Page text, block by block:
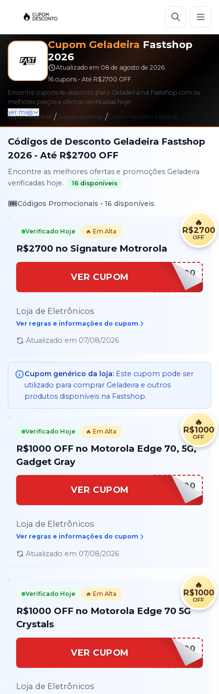
Cupom Geladeira Fastshop
2026
Atualizado em 08 de agosto de 2026
16cupons • Até R$2700 OFF
Encontre cupons de desconto para Geladeira na Fastshop com os
melhores preços e ofertas verificadas hoje!
ver mais
Cupom Desconto / Cupons Fastshop / Cupom Geladeira Fastshop
Códigos de Desconto Geladeira Fastshop
2026 - Até R$2700 OFF
Encontre as melhores ofertas e promoções Geladeira
verificadas hoje.
16 disponíveis
🎟️Códigos Promocionais •16 disponíveis
🔥
R$2700
OFF
Verificado Hoje 🔥 Em Alta
R$2700 no Signature Motrorola
VER CUPOMSIGNATURE2700
Loja de Eletrônicos
Ver regras e informações do cupom
Atualizado em 07/08/2026
Cupom genérico da loja:Este cupom pode ser
utilizado para comprar Geladeira e outros
produtos disponíveis na Fastshop.
🔥
R$1000
OFF
Verificado Hoje 🔥 Em Alta
R$1000 OFF no Motorola Edge 70, 5G,
Gadget Gray
VER CUPOM EDGE600
Loja de Eletrônicos
Ver regras e informações do cupom
Atualizado em 07/08/2026
🔥
R$1000
OFF
Verificado Hoje 🔥 Em Alta
R$1000 OFF no Motorola Edge 70 5G
Crystals
VER CUPOM EDGE1000
Loja de Eletrônicos